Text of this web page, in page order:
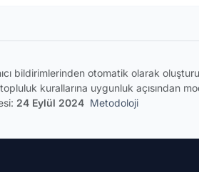
bildirimlerinden otomatik olarak
kurallarına uygunluk açısından
24 Eylül 2024 Metodoloji